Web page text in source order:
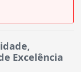
Excelência